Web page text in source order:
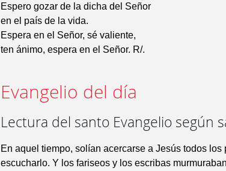
Espero gozar de la dicha del Señor
en el país de la vida.
Espera en el Señor, sé valiente,
ten ánimo, espera en el Señor. R/.
Evangelio del día
Lectura del santo Evangelio según
En aquel tiempo, solían acercarse a Jesús todos
escucharlo. Y los fariseos y los escribas